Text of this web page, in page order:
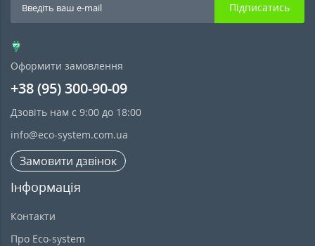
Підписатись
Оформити замовлення
+38 (95) 300-90-09
Дзовіть нам с 9:00 до 18:00
info@eco-system.com.ua
Замовити дзвінок
Інформація
Контакти
Про Eco-system